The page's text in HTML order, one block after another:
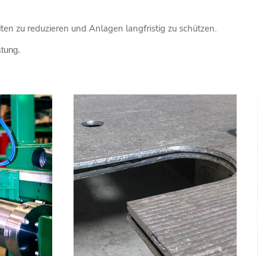
zu reduzieren und Anlagen langfristig zu schützen.